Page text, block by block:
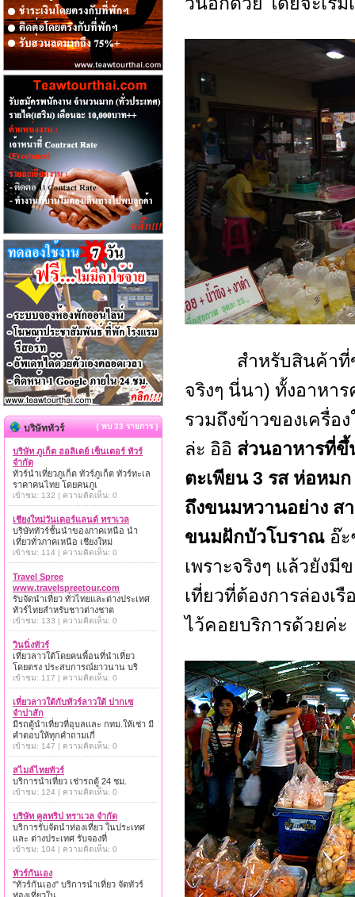
สำหรับสินค้าที่
จริงๆ นี่นา) ทั้งอาหา
รวมถึงข้าวของเครื่อ
ล่ะ อิอิ ส่วนอาหารที่ขึ้
ตะเพียน 3 รส ห่อหม
ถึงขนมหวานอย่าง ส
ขนมฝักบัวโบราณ อ๊
เพราะจริงๆ แล้วยัง
เที่ยวที่ต้องการล่องเ
ไว้คอยบริการด้วยค่ะ
บริษัททัวร์ { พบ 33 รายการ }
บริษัท ภูเก็ต ฮอลิเดย์ เซ็นเตอร์ ทัวร์
จำกัด
ทัวร์นำเที่ยวภูเก็ต ทัวร์ภูเก็ต ทัวร์ทะเล
ราคาคนไทย โดยคนภูเ
เข้าชม: 132 | ความคิดเห็น: 0
เชียงใหม่วันเดอร์แลนด์ ทราเวล
บริษัททัวร์ชั้นนำของภาคเหนือ นำ
เที่ยวทั่วภาคเหนือ เชียงใหม่
เข้าชม: 114 | ความคิดเห็น: 0
Travel Spree
www.travelspreetour.com
รับจัดนำเที่ยว ทั่วไทยและต่างประเทศ
ทัวร์ไทยสำหรับชาวต่างชาต
เข้าชม: 133 | ความคิดเห็น: 0
วินนิ่งทัวร์
เที่ยวลาวใต้โดยคนพื้อนที่นำเที่ยว
โดยตรง ประสบการณ์ยาวนาน บริ
เข้าชม: 117 | ความคิดเห็น: 0
เที่ยวลาวใต้กับทัวร์ลาวใต้ ปากเซ
จำปาสัก
มีรถตู้นำเที่ยวที่อุบลและ กทม.ให้เช่า มี
คำตอบให้ทุกคำถามเกี่
เข้าชม: 147 | ความคิดเห็น: 0
สไมล์ไทยทัวร์
บริการนำเที่ยว เช่ารถตู้ 24 ชม.
เข้าชม: 124 | ความคิดเห็น: 0
บริษัท คูลทริป ทราเวล จำกัด
บริการรับจัดนำท่องเที่ยว ในประเทศ
และ ต่างประเทศ รับจองที่
เข้าชม: 104 | ความคิดเห็น: 0
ทัวร์กันเอง
"ทัวร์กันเอง" บริการนำเที่ยว จัดทัวร์